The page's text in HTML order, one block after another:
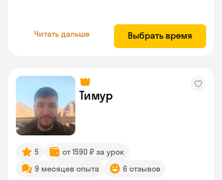
Читать дальше Выбрать время
Тимур
5
от 1590 ₽ за урок
9 месяцев опыта
6 отзывов